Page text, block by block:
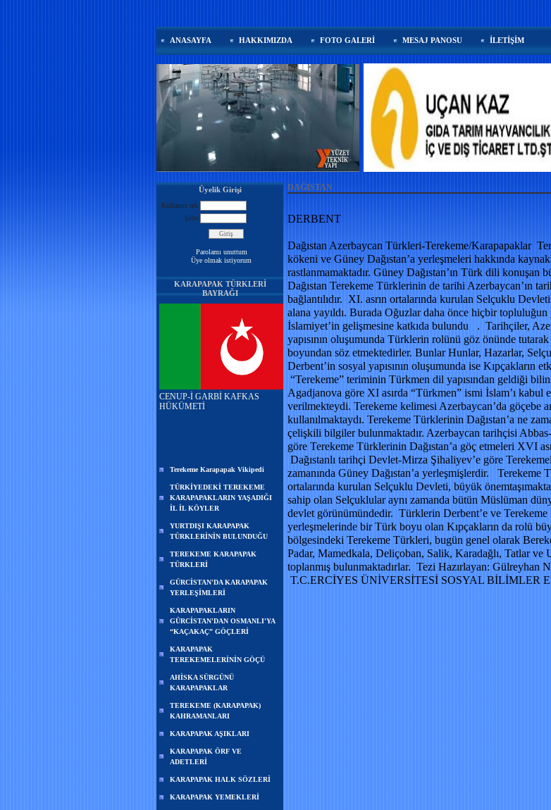
ANASAYFA HAKKIMIZDA FOTO GALERİ MESAJ PANOSU İLETİŞİM
Üyelik Girişi
Kullanıcı adı
Şifre
Parolamı unuttum
Üye olmak istiyorum
KARAPAPAK TÜRKLERİ
BAYRAĞI
CENUP-İ GARBİ KAFKAS
HÜKÜMETİ
Terekeme Karapapak Vikipedi
TÜRKİYEDEKİ TEREKEME
KARAPAPAKLARIN YAŞADIĞI
İL İL KÖYLER
YURTDIŞI KARAPAPAK
TÜRKLERİNİN BULUNDUĞU
TEREKEME KARAPAPAK
TÜRKLERİ
GÜRCİSTAN'DA KARAPAPAK
YERLEŞİMLERİ
KARAPAPAKLARIN
GÜRCİSTAN'DAN OSMANLI'YA
“KAÇAKAÇ” GÖÇLERİ
KARAPAPAK
TEREKEMELERİNİN GÖÇÜ
AHİSKA SÜRGÜNÜ
KARAPAPAKLAR
TEREKEME (KARAPAPAK)
KAHRAMANLARI
KARAPAPAK AŞIKLARI
KARAPAPAK ÖRF VE
ADETLERİ
KARAPAPAK HALK SÖZLERİ
KARAPAPAK YEMEKLERİ
DAĞISTAN
DERBENT
Dağıstan Azerbaycan Türkleri-Terekeme/Karapapaklar
kökeni ve Güney Dağıstan’a yerleşmeleri hakkında
rastlanmamaktadır. Güney Dağıstan’ın Türk dili konuşan
Dağıstan Terekeme Türklerinin de tarihi Azerbaycan’ın
bağlantılıdır. XI. asrın ortalarında kurulan Selçuklu
alana yayıldı. Burada Oğuzlar daha önce hiçbir topluluğun
İslamiyet’in gelişmesine katkıda bulundu . Tarihçiler,
yapısının oluşumunda Türklerin rolünü göz önünde
boyundan söz etmektedirler. Bunlar Hunlar, Hazarlar,
Derbent’in sosyal yapısının oluşumunda ise Kıpçakların
“Terekeme” teriminin Türkmen dil yapısından geldiği
Agadjanova göre XI asırda “Türkmen” ismi İslam’ı kabul
verilmekteydi. Terekeme kelimesi Azerbaycan’da göçebe
kullanılmaktaydı. Terekeme Türklerinin Dağıstan’a ne
çelişkili bilgiler bulunmaktadır. Azerbaycan tarihçisi
göre Terekeme Türklerinin Dağıstan’a göç etmeleri XVI
Dağıstanlı tarihçi Devlet-Mirza Şihaliyev’e göre
zamanında Güney Dağıstan’a yerleşmişlerdir. Terekeme
ortalarında kurulan Selçuklu Devleti, büyük
sahip olan Selçuklular aynı zamanda bütün Müslüman
devlet görünümündedir. Türklerin Derbent’e ve Terekeme
yerleşmelerinde bir Türk boyu olan Kıpçakların da rolü
bölgesindeki Terekeme Türkleri, bugün genel olarak
Padar, Mamedkala, Deliçoban, Salik, Karadağlı, Tatlar ve
toplanmış bulunmaktadırlar. Tezi Hazırlayan: Gülreyhan
T.C.ERCİYES ÜNİVERSİTESİ SOSYAL BİLİMLER